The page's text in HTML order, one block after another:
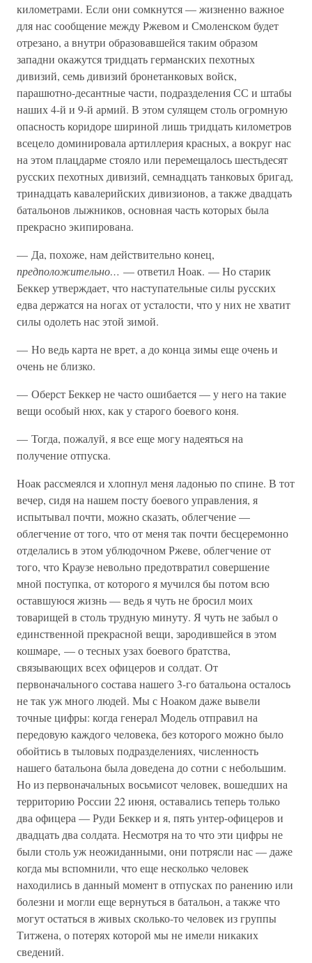
километрами. Если они сомкнутся — жизненно важное
для нас сообщение между Ржевом и Смоленском будет
отрезано, а внутри образовавшейся таким образом
западни окажутся тридцать германских пехотных
дивизий, семь дивизий бронетанковых войск,
парашютно-десантные части, подразделения СС и штабы
наших 4-й и 9-й армий. В этом сулящем столь огромную
опасность коридоре шириной лишь тридцать километров
всецело доминировала артиллерия красных, а вокруг нас
на этом плацдарме стояло или перемещалось шестьдесят
русских пехотных дивизий, семнадцать танковых бригад,
тринадцать кавалерийских дивизионов, а также двадцать
батальонов лыжников, основная часть которых была
прекрасно экипирована.
— Да, похоже, нам действительно конец,
предположительно… — ответил Ноак. — Но старик
Беккер утверждает, что наступательные силы русских
едва держатся на ногах от усталости, что у них не хватит
силы одолеть нас этой зимой.
— Но ведь карта не врет, а до конца зимы еще очень и
очень не близко.
— Оберст Беккер не часто ошибается — у него на такие
вещи особый нюх, как у старого боевого коня.
— Тогда, пожалуй, я все еще могу надеяться на
получение отпуска.
Ноак рассмеялся и хлопнул меня ладонью по спине. В тот
вечер, сидя на нашем посту боевого управления, я
испытывал почти, можно сказать, облегчение —
облегчение от того, что от меня так почти бесцеремонно
отделались в этом ублюдочном Ржеве, облегчение от
того, что Краузе невольно предотвратил совершение
мной поступка, от которого я мучился бы потом всю
оставшуюся жизнь — ведь я чуть не бросил моих
товарищей в столь трудную минуту. Я чуть не забыл о
единственной прекрасной вещи, зародившейся в этом
кошмаре, — о тесных узах боевого братства,
связывающих всех офицеров и солдат. От
первоначального состава нашего 3-го батальона осталось
не так уж много людей. Мы с Ноаком даже вывели
точные цифры: когда генерал Модель отправил на
передовую каждого человека, без которого можно было
обойтись в тыловых подразделениях, численность
нашего батальона была доведена до сотни с небольшим.
Но из первоначальных восьмисот человек, вошедших на
территорию России 22 июня, оставались теперь только
два офицера — Руди Беккер и я, пять унтер-офицеров и
двадцать два солдата. Несмотря на то что эти цифры не
были столь уж неожиданными, они потрясли нас — даже
когда мы вспомнили, что еще несколько человек
находились в данный момент в отпусках по ранению или
болезни и могли еще вернуться в батальон, а также что
могут остаться в живых сколько-то человек из группы
Титжена, о потерях которой мы не имели никаких
сведений.